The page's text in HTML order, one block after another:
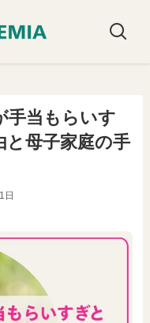
手当もらいす
と母子家庭の手
日